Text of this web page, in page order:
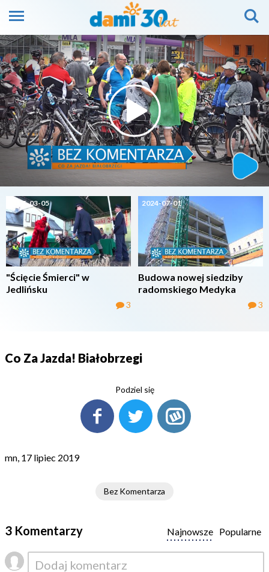
2025-03-05
"Ścięcie Śmierci" w
Jedlińsku
3
2024-07-01
Budowa nowej siedziby
radomskiego Medyka
3
Co Za Jazda! Białobrzegi
Podziel się
mn, 17 lipiec 2019
Bez Komentarza
3 Komentarzy Popularne
Najnowsze